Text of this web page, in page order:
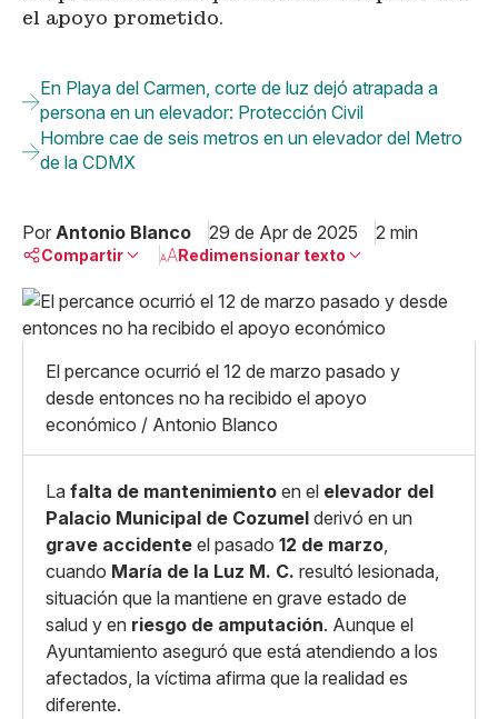
el apoyo prometido.
En Playa del Carmen, corte de luz dejó atrapada a
persona en un elevador: Protección Civil
Hombre cae de seis metros en un elevador del Metro
de la CDMX
Por Antonio Blanco 29 de Apr de 2025 2 min
Compartir
Linkedin
X
Whatsapp
Copiar enlace
Redimensionar texto
Pequeño
Mediano
Grande
El percance ocurrió el 12 de marzo pasado y
desde entonces no ha recibido el apoyo
económico / Antonio Blanco
La falta de mantenimiento en el elevador del
Palacio Municipal de Cozumel derivó en un
grave accidente el pasado 12 de marzo,
cuando María de la Luz M. C. resultó lesionada,
situación que la mantiene en grave estado de
salud y en riesgo de amputación. Aunque el
Ayuntamiento aseguró que está atendiendo a los
afectados, la víctima afirma que la realidad es
diferente.